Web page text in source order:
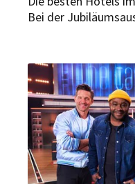
Bei der
diesmal mit einer